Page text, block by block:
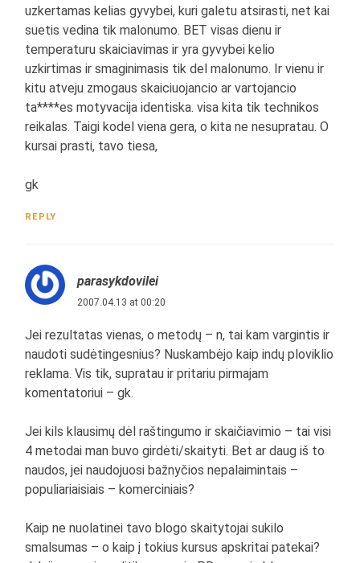
uzkertamas kelias gyvybei, kuri galetu atsirasti, net kai
suetis vedina tik malonumo. BET visas dienu ir
temperaturu skaiciavimas ir yra gyvybei kelio
uzkirtimas ir smaginimasis tik del malonumo. Ir vienu ir
kitu atveju zmogaus skaiciuojancio ar vartojancio
ta****es motyvacija identiska. visa kita tik technikos
reikalas. Taigi kodel viena gera, o kita ne nesupratau. O
kursai prasti, tavo tiesa,
gk
REPLY
parasykdovilei
2007.04.13 at 00:20
Jei rezultatas vienas, o metodų – n, tai kam vargintis ir
naudoti sudėtingesnius? Nuskambėjo kaip indų ploviklio
reklama. Vis tik, supratau ir pritariu pirmajam
komentatoriui – gk.
Jei kils klausimų dėl raštingumo ir skaičiavimio – tai visi
4 metodai man buvo girdėti/skaityti. Bet ar daug iš to
naudos, jei naudojuosi bažnyčios nepalaimintais –
populiariaisiais – komerciniais?
Kaip ne nuolatinei tavo blogo skaitytojai sukilo
smalsumas – o kaip į tokius kursus apskritai patekai?